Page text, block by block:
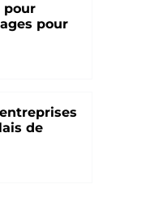
pour
pour
de